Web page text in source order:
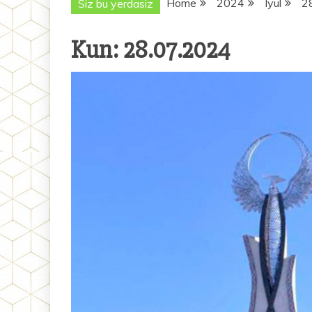
Siz bu yerdasiz Home 2024 Iyul
Kun:28.07.2024